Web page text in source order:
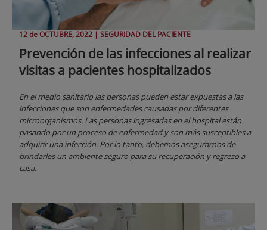
12 deOCTUBRE, 2022 | SEGURIDAD DEL PACIENTE
Prevención de las infecciones al realizar
visitas a pacientes hospitalizados
En el medio sanitario las personas pueden estar expuestas a las
infecciones que son enfermedades causadas por diferentes
microorganismos. Las personas ingresadas en el hospital están
pasando por un proceso de enfermedad y son más susceptibles a
adquirir una infección. Por lo tanto, debemos asegurarnos de
brindarles un ambiente seguro para su recuperación y regreso a
casa.